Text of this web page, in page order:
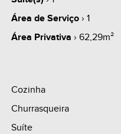
Área de Serviço› 1
Área Privativa › 62,29m²
Cozinha
Churrasqueira
Suíte